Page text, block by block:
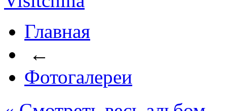
Главная
←
Фотогалереи